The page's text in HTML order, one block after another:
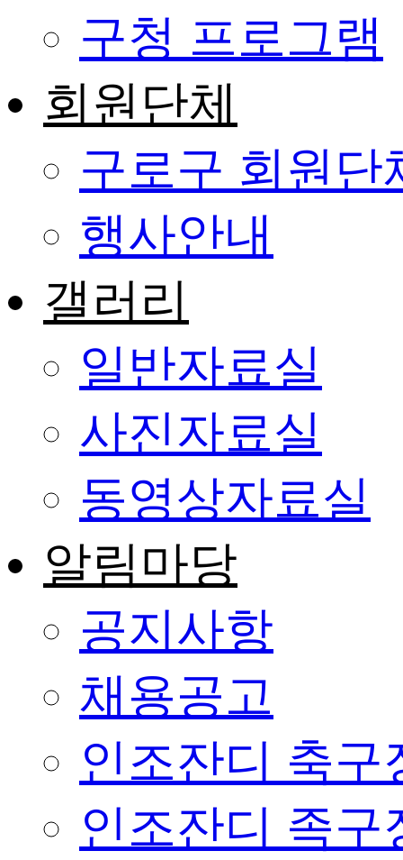
구청 프로그램
회원단체
구로구 회원단
행사안내
갤러리
일반자료실
사진자료실
동영상자료실
알림마당
공지사항
채용공고
인조잔디 축구
인조잔디 족구